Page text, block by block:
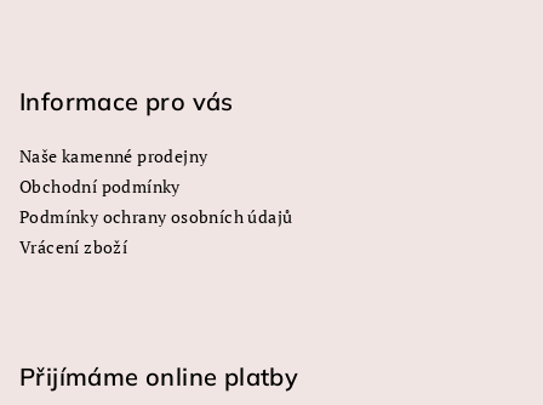
Informace pro vás
Naše kamenné prodejny
Obchodní podmínky
Podmínky ochrany osobních údajů
Vrácení zboží
Přijímáme online platby